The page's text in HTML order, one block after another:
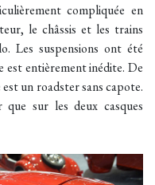
compliquée en
le châssis et les trains
Les suspensions ont été
est entièrement inédite. De
un roadster sans capote.
sur les deux casques